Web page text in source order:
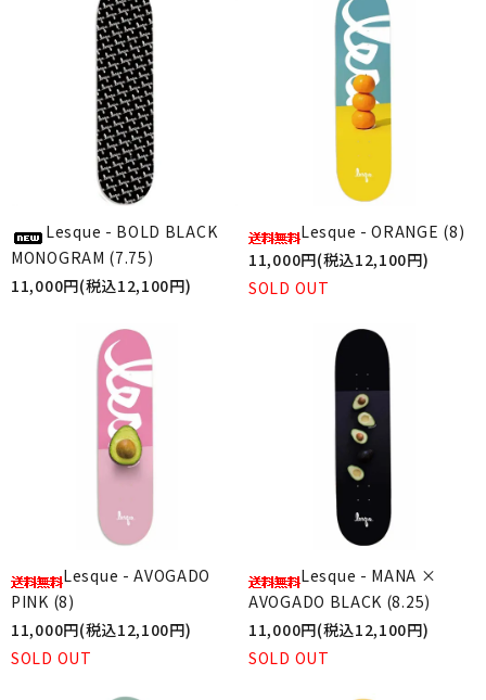
Lesque - BOLD BLACK
MONOGRAM (7.75)
11,000円(税込12,100円)
Lesque - ORANGE (8)
11,000円(税込12,100円)
SOLD OUT
Lesque - AVOGADO
PINK (8)
11,000円(税込12,100円)
SOLD OUT
Lesque - MANA ×
AVOGADO BLACK (8.25)
11,000円(税込12,100円)
SOLD OUT